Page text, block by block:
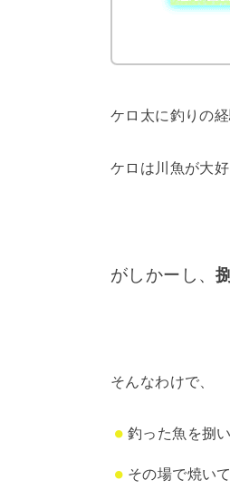
ケロ太に釣りの
ケロは川魚が大
がしかーし、
そんなわけで、
釣った魚を捌
その場で焼い